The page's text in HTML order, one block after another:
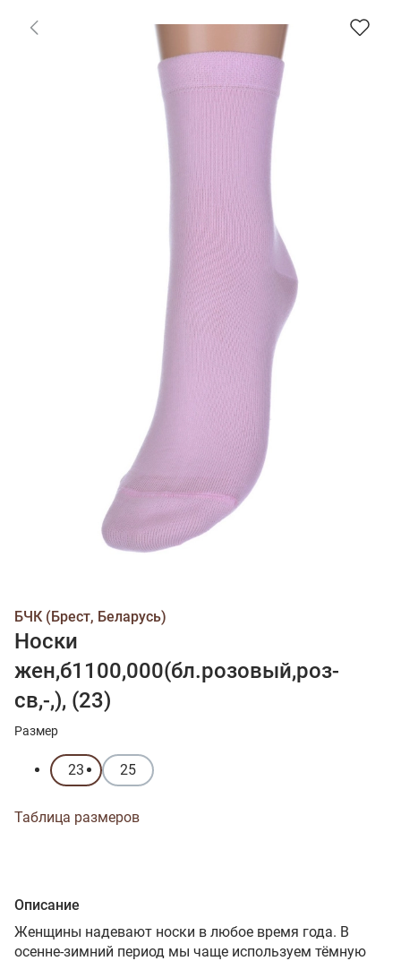
БЧК (Брест, Беларусь)
Носки
жен,б1100,000(бл.розовый,роз-
св,-,), (23)
Размер
23 25
Таблица размеров
Описание
Женщины надевают носки в любое время года. В
осенне-зимний период мы чаще используем тёмную